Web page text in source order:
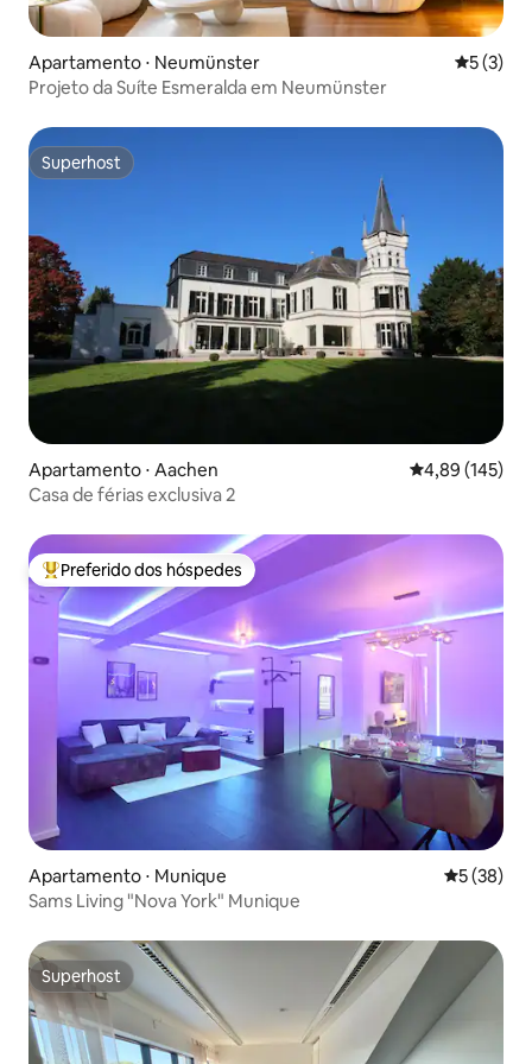
Apartamento ⋅ Neumünster 5 de
5 (3)
Projeto da Suíte Esmeralda em Neumünster
Superhost
Superhost
Apartamento ⋅ Aachen 4,89 de uma
4,89 (145)
Casa de férias exclusiva 2
Entre os melhores preferidos dos hóspedes
Preferido dos hóspedes
Apartamento ⋅ Munique 5 de uma
5 (38)
Sams Living "Nova York" Munique
Superhost
Superhost